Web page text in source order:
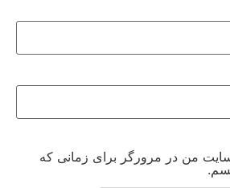
من در مرورگر برای زمانی که